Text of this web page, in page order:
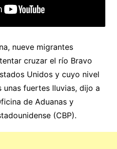
nueve migrantes
cruzar el río Bravo
Unidos y cuyo nivel
fuertes lluvias, dijo a
de Aduanas y
(CBP).